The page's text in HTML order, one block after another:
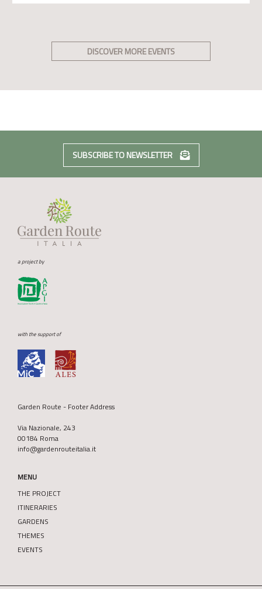
DISCOVER MORE EVENTS
SUBSCRIBE TO NEWSLETTER
a project by
with the support of
Garden Route - Footer Address
Via Nazionale, 243
00184 Roma
info@gardenrouteitalia.it
MENU
THE PROJECT
ITINERARIES
GARDENS
THEMES
EVENTS